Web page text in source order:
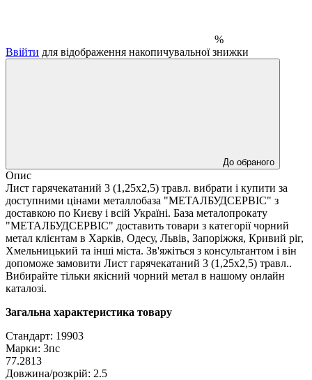
%
Ввійти для відображення накопичувальної знижки
До обраного
Опис
Лист гарячекатаний 3 (1,25х2,5) травл. вибрати і купити за
доступними цінами металлобаза "МЕТАЛБУДСЕРВІС" з
доставкою по Києву і всій Україні. База металопрокату
"МЕТАЛБУДСЕРВІС" доставить товари з категорії чорний
метал клієнтам в Харків, Одесу, Львів, Запоріжжя, Кривий ріг,
Хмельницький та інші міста. Зв'яжіться з консультантом і він
допоможе замовити Лист гарячекатаний 3 (1,25х2,5) травл..
Вибирайте тільки якісний чорний метал в нашому онлайн
каталозі.
Загальна характеристика товару
Стандарт: 19903
Марки: 3пс
77.2813
Довжина/розкрій: 2.5